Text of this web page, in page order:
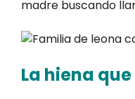
madre buscando
La hiena